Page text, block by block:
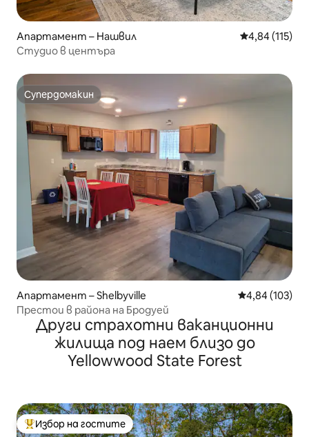
Апартамент – Нашвил Средна
4,84 (115)
Студио в центъра
Супердомакин
Супердомакин
Апартамент – Shelbyville Средна
4,84 (103)
Престои в района на Бродуей
Други страхотни ваканционни
жилища под наем близо до
Yellowwood State Forest
Най-популярен избор на гостите
Избор на гостите